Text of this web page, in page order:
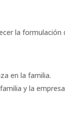
la
en la familia.
y la